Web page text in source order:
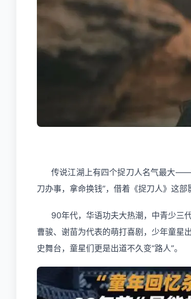
传说江湖上有四个捉刀人名气最大
刀办事，拿命换钱”，借着《捉刀人》这部
90年代，华语功夫大热潮，中青少三
曹骏、谢苗为代表的萌打喜剧，少年童星
史舞台，童星们更是出道不久变“路人”。